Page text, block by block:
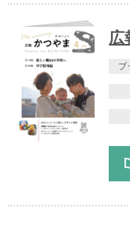
広
ブ